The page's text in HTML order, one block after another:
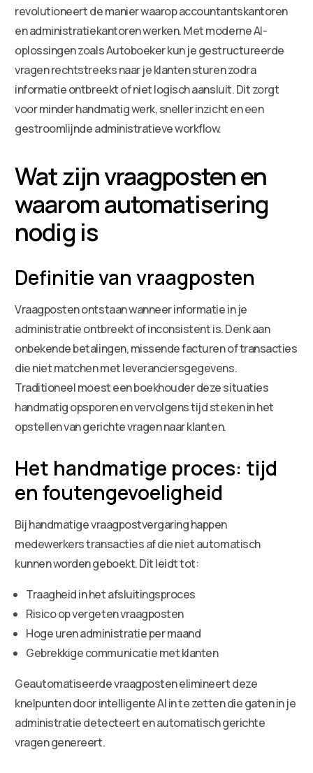
revolutioneert de manier waarop accountantskantoren
en administratiekantoren werken. Met moderne AI-
oplossingen zoals Autoboeker kun je gestructureerde
vragen rechtstreeks naar je klanten sturen zodra
informatie ontbreekt of niet logisch aansluit. Dit zorgt
voor minder handmatig werk, sneller inzicht en een
gestroomlijnde administratieve workflow.
Wat zijn vraagposten en
waarom automatisering
nodig is
Definitie van vraagposten
Vraagposten ontstaan wanneer informatie in je
administratie ontbreekt of inconsistent is. Denk aan
onbekende betalingen, missende facturen of transacties
die niet matchen met leveranciersgegevens.
Traditioneel moest een boekhouder deze situaties
handmatig opsporen en vervolgens tijd steken in het
opstellen van gerichte vragen naar klanten.
Het handmatige proces: tijd
en foutengevoeligheid
Bij handmatige vraagpostvergaring happen
medewerkers transacties af die niet automatisch
kunnen worden geboekt. Dit leidt tot:
Traagheid in het afsluitingsproces
Risico op vergeten vraagposten
Hoge uren administratie per maand
Gebrekkige communicatie met klanten
Geautomatiseerde vraagposten elimineert deze
knelpunten door intelligente AI in te zetten die gaten in je
administratie detecteert en automatisch gerichte
vragen genereert.